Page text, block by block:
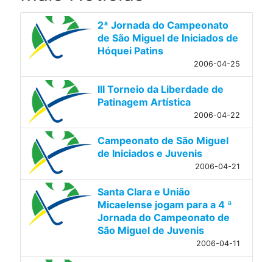
2ª Jornada do Campeonato
de São Miguel de Iniciados de
Hóquei Patins
2006-04-25
III Torneio da Liberdade de
Patinagem Artística
2006-04-22
Campeonato de São Miguel
de Iniciados e Juvenis
2006-04-21
Santa Clara e União
Micaelense jogam para a 4 ª
Jornada do Campeonato de
São Miguel de Juvenis
2006-04-11